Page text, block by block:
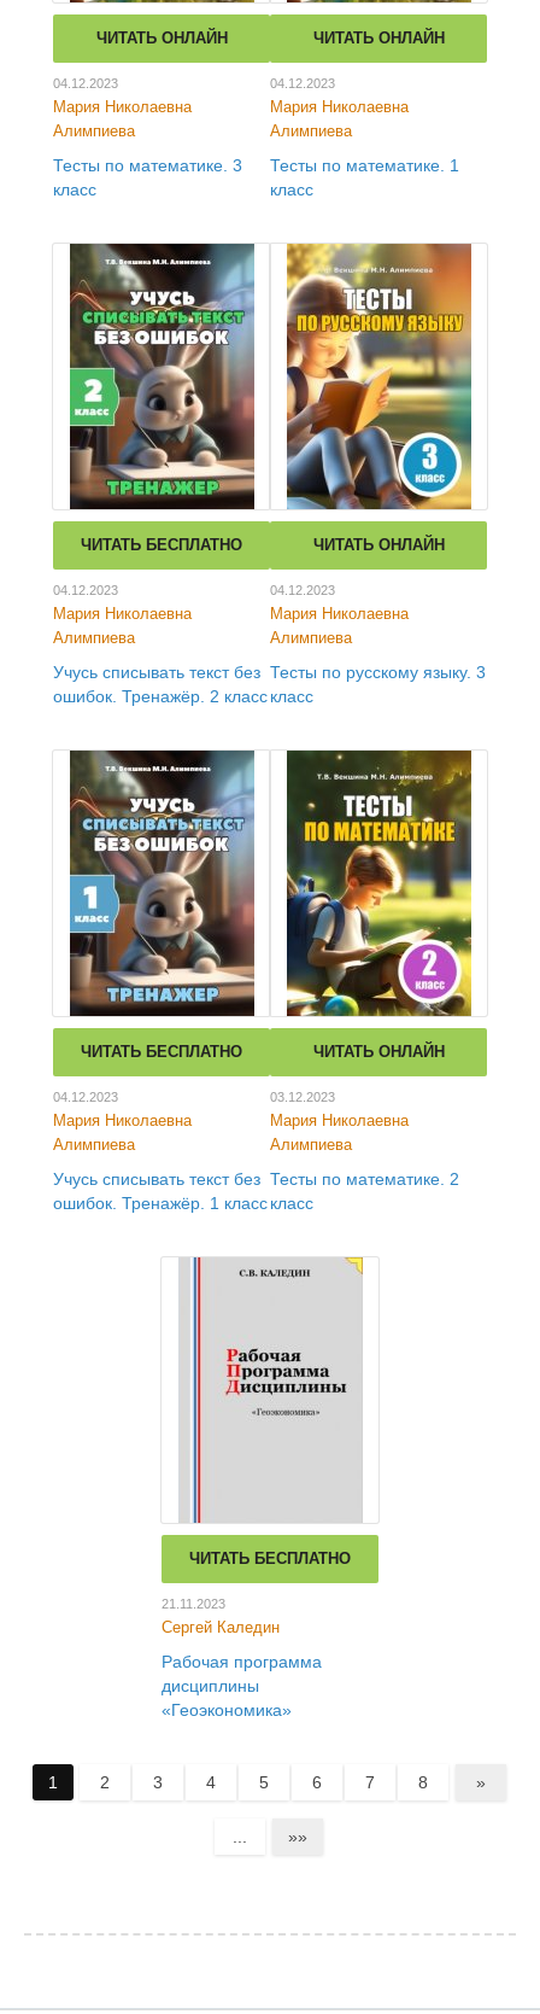
ЧИТАТЬ ОНЛАЙН
04.12.2023
Мария Николаевна
Алимпиева
Тесты по математике. 3
класс
ЧИТАТЬ ОНЛАЙН
04.12.2023
Мария Николаевна
Алимпиева
Тесты по математике. 1
класс
ЧИТАТЬ БЕСПЛАТНО
04.12.2023
Мария Николаевна
Алимпиева
Учусь списывать текст без
ошибок. Тренажёр. 2 класс
ЧИТАТЬ ОНЛАЙН
04.12.2023
Мария Николаевна
Алимпиева
Тесты по русскому языку. 3
класс
ЧИТАТЬ БЕСПЛАТНО
04.12.2023
Мария Николаевна
Алимпиева
Учусь списывать текст без
ошибок. Тренажёр. 1 класс
ЧИТАТЬ ОНЛАЙН
03.12.2023
Мария Николаевна
Алимпиева
Тесты по математике. 2
класс
ЧИТАТЬ БЕСПЛАТНО
21.11.2023
Сергей Каледин
Рабочая программа
дисциплины
«Геоэкономика»
1 2 3 4 5 6 7 8 »
»»